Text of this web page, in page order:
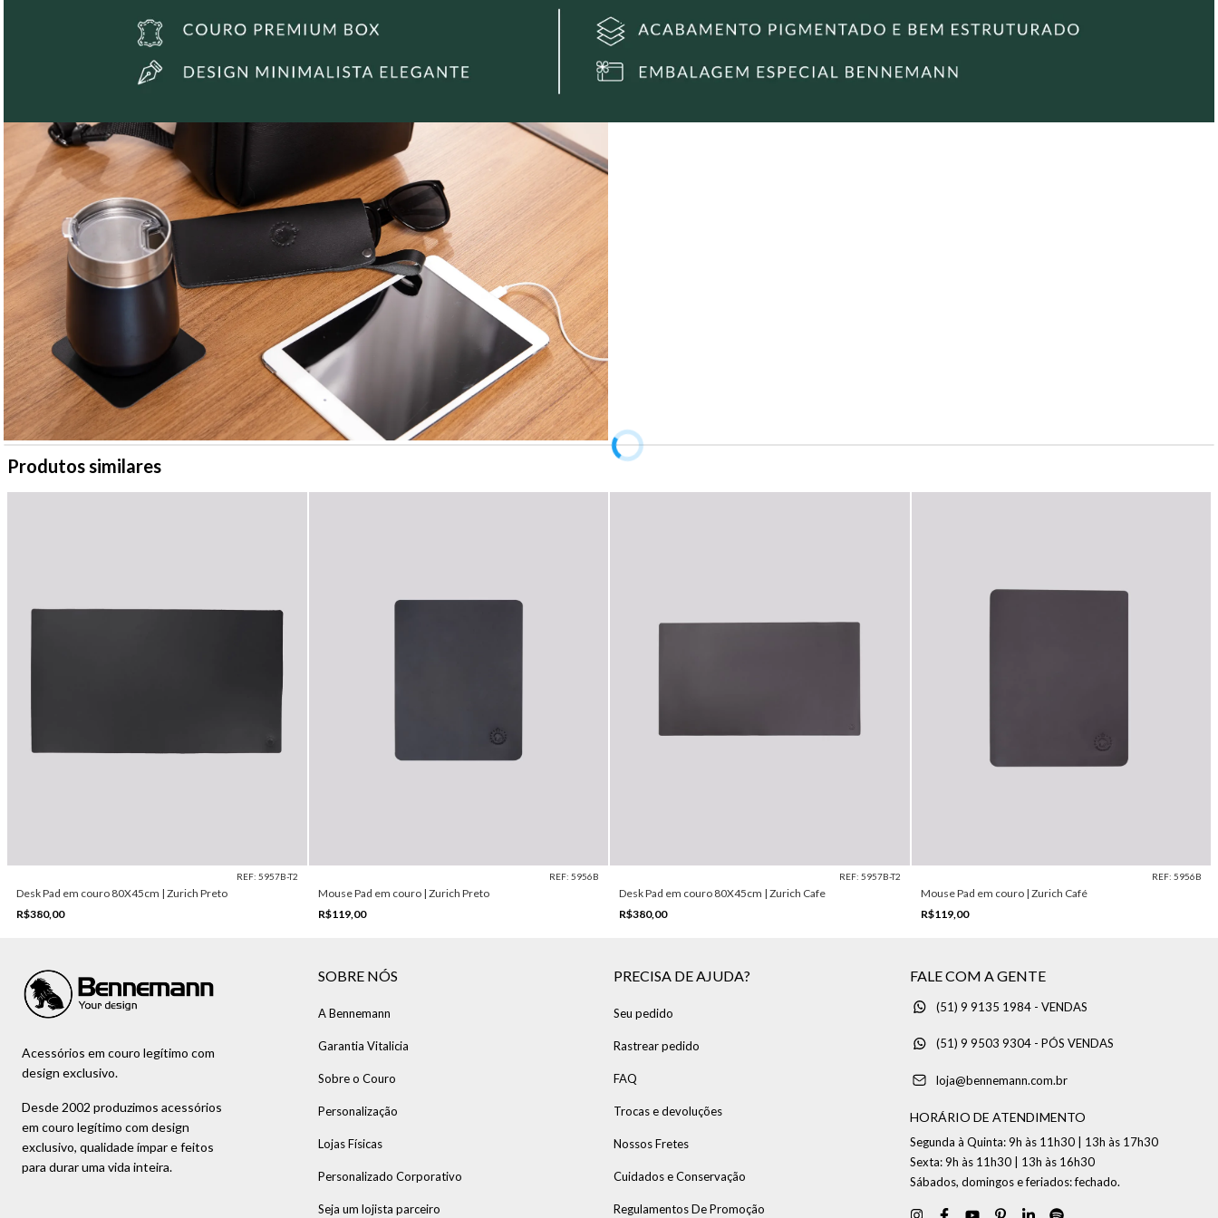
Produtos similares
REF: 5957B-T2
Desk Pad em couro 80X45cm | Zurich Preto
R$380,00
REF: 5956B
Mouse Pad em couro | Zurich Preto
R$119,00
REF: 5957B-T2
Desk Pad em couro 80X45cm | Zurich Cafe
R$380,00
REF: 5956B
Mouse Pad em couro | Zurich Café
R$119,00
Acessórios em couro legítimo com
design exclusivo.
Desde 2002 produzimos acessórios
em couro legítimo com design
exclusivo, qualidade ímpar e feitos
para durar uma vida inteira.
SOBRE NÓS
A Bennemann
Garantia Vitalicia
Sobre o Couro
Personalização
Lojas Físicas
Personalizado Corporativo
Seja um lojista parceiro
PRECISA DE AJUDA?
Seu pedido
Rastrear pedido
FAQ
Trocas e devoluções
Nossos Fretes
Cuidados e Conservação
Regulamentos De Promoção
FALE COM A GENTE
(51) 9 9135 1984 - VENDAS
(51) 9 9503 9304 - PÓS VENDAS
loja@bennemann.com.br
HORÁRIO DE ATENDIMENTO
Segunda à Quinta: 9h às 11h30 | 13h às 17h30
Sexta: 9h às 11h30 | 13h às 16h30
Sábados, domingos e feriados: fechado.